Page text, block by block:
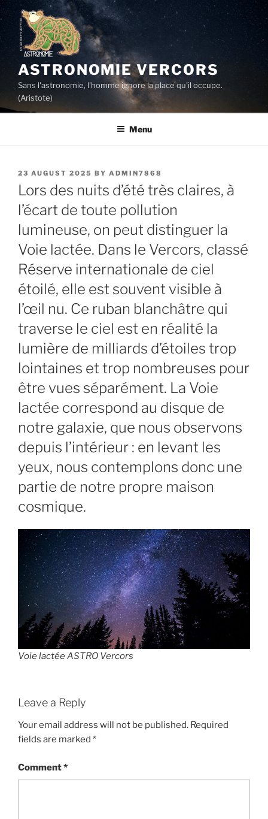
Skip
to
content
ASTRONOMIE VERCORS
Sans l'astronomie, l'homme ignore la place qu'il occupe.
(Aristote)
Menu
POSTED
ON
23 AUGUST 2025 BY ADMIN7868
Lors des nuits d’été très claires, à
l’écart de toute pollution
lumineuse, on peut distinguer la
Voie lactée. Dans le Vercors, classé
Réserve internationale de ciel
étoilé, elle est souvent visible à
l’œil nu. Ce ruban blanchâtre qui
traverse le ciel est en réalité la
lumière de milliards d’étoiles trop
lointaines et trop nombreuses pour
être vues séparément. La Voie
lactée correspond au disque de
notre galaxie, que nous observons
depuis l’intérieur : en levant les
yeux, nous contemplons donc une
partie de notre propre maison
cosmique.
Voie lactée ASTRO Vercors
Leave a Reply
Your email address will not be published. Required
fields are marked *
Comment*